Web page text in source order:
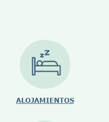
ALOJAMIENTOS